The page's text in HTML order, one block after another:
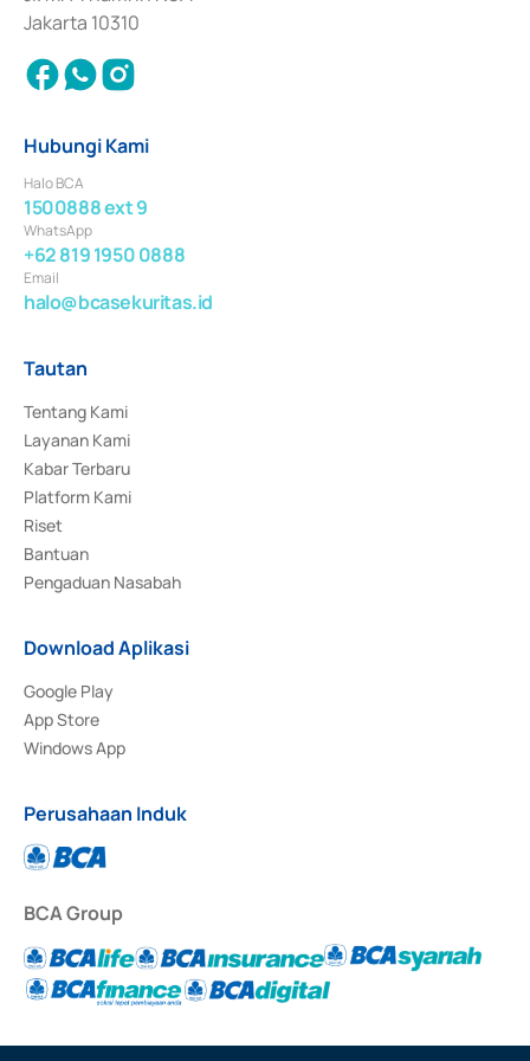
Jakarta 10310
Hubungi Kami
Halo BCA
1500888 ext 9
WhatsApp
+62 819 1950 0888
Email
halo@bcasekuritas.id
Tautan
Tentang Kami
Layanan Kami
Kabar Terbaru
Platform Kami
Riset
Bantuan
Pengaduan Nasabah
Download Aplikasi
Google Play
App Store
Windows App
Perusahaan Induk
BCA Group